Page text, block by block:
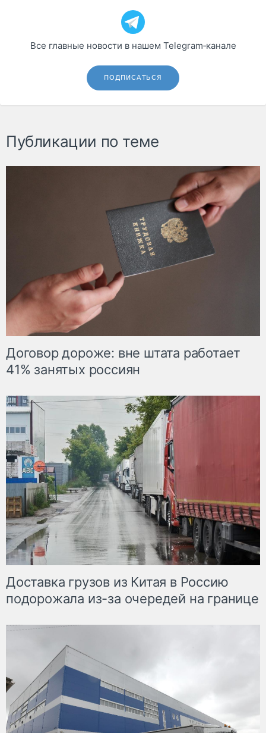
Все главные новости в нашем Telegram‑канале
ПОДПИСАТЬСЯ
Публикации по теме
Договор дороже: вне штата работает
41% занятых россиян
Доставка грузов из Китая в Россию
подорожала из-за очередей на границе